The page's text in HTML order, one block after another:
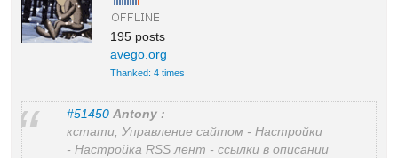
195 posts
avego.org
Thanked: 4 times
#51450 Antony :
кстати, Управление сайтом - Настройки
- Настройка RSS лент - ссылки в описании